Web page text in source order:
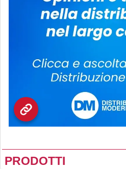
PRODOTTI